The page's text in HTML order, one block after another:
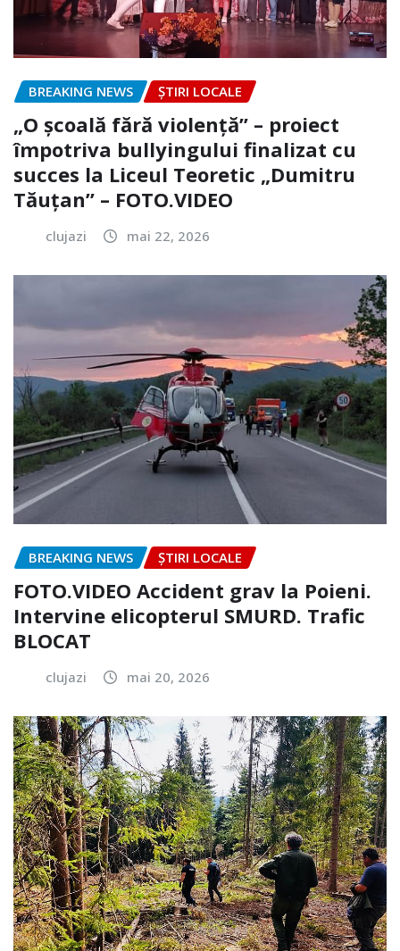
BREAKING NEWS ȘTIRI LOCALE
„O școală fără violență” – proiect
împotriva bullyingului finalizat cu
succes la Liceul Teoretic „Dumitru
Tăuțan” – FOTO.VIDEO
clujazi mai 22, 2026
BREAKING NEWS ȘTIRI LOCALE
FOTO.VIDEO Accident grav la Poieni.
Intervine elicopterul SMURD. Trafic
BLOCAT
clujazi mai 20, 2026